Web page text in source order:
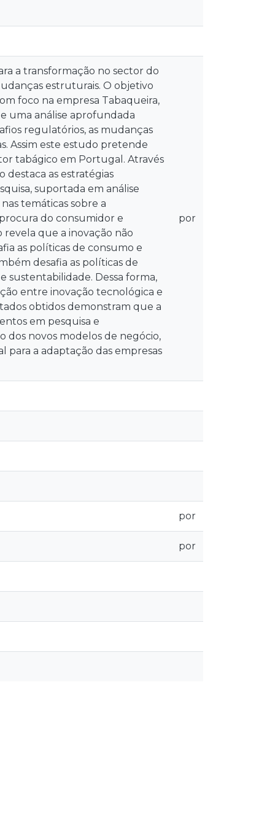
a transformação no sector do
estruturais. O objetivo
foco na empresa Tabaqueira,
uma análise aprofundada
regulatórios, as mudanças
Assim este estudo pretende
tabágico em Portugal. Através
destaca as estratégias
suportada em análise
temáticas sobre a
do consumidor e
que a inovação não
as políticas de consumo e
desafia as políticas de
sustentabilidade. Dessa forma,
entre inovação tecnológica e
obtidos demonstram que a
em pesquisa e
dos novos modelos de negócio,
a adaptação das empresas
por
por
por